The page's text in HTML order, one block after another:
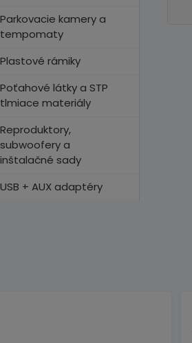
Parkovacie kamery a
tempomaty
Plastové rámiky
Poťahové látky a STP
tlmiace materiály
Reproduktory,
subwoofery a
inštalačné sady
USB + AUX adaptéry